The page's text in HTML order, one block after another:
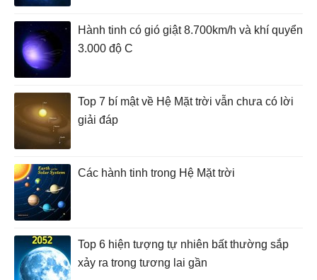
Hành tinh có gió giật 8.700km/h và khí quyển
3.000 độ C
Top 7 bí mật về Hệ Mặt trời vẫn chưa có lời
giải đáp
Các hành tinh trong Hệ Mặt trời
Top 6 hiện tượng tự nhiên bất thường sắp
xảy ra trong tương lai gần